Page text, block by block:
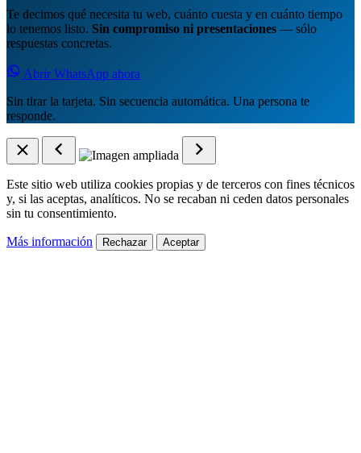
Te decimos qué necesita tu web, cuánto cuesta y en cuánto tiempo
lo tenemos listo. Sin compromiso ni presentaciones — sólo
respuestas concretas.
Abrir WhatsApp ahora
Sin tirar la tarjeta. Sin secuencia automática. Una persona te
responde.
Este sitio web utiliza cookies propias y de terceros con fines técnicos
y, si las aceptas, analíticos. No se recaban ni ceden datos personales
sin tu consentimiento.
Más información Rechazar Aceptar